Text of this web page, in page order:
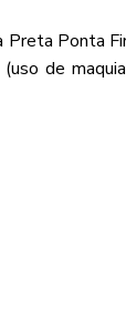
Preta Ponta
de